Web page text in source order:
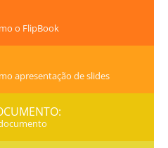
o FlipBook
apresentação de slides